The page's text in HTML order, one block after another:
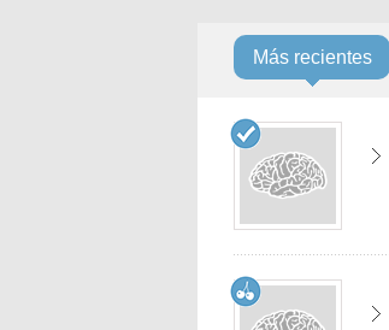
Más recientes